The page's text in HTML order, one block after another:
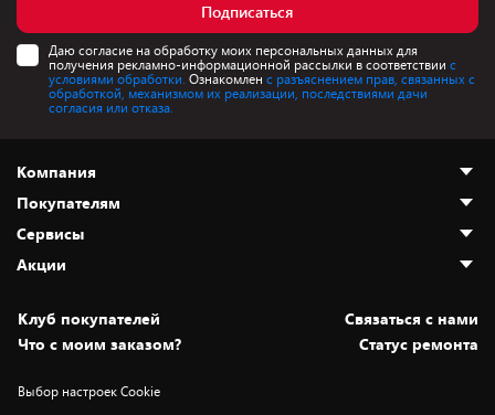
Подписаться
Даю согласие на обработку моих персональных данных для
получения рекламно-информационной рассылки в соответствии с
условиями обработки. Ознакомлен с разъяснением прав, связанных с
обработкой, механизмом их реализации, последствиями дачи
согласия или отказа.
Компания
О нас
Адреса магазинов
Новости
Статьи и обзоры
Вакансии
Дай пять добру!
Покупателям
Как сделать заказ
Оплата и доставка
Безналичный расчёт
Обмен и возврат товара
Обработка персональных данных
Сервисы
Установка техники
Для игровых консолей
Для мобильных устройств
Акции
Скидки и промокоды
Белорусские товары
Бонусы
Клуб покупателей
Cвязаться с нами
Что с моим заказом?
Статус ремонта
Выбор настроек Cookie